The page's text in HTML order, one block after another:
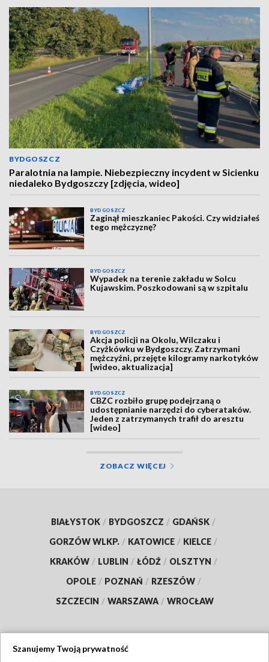
BYDGOSZCZ
Paralotnia na lampie. Niebezpieczny incydent w Sicienku
niedaleko Bydgoszczy [zdjęcia, wideo]
BYDGOSZCZ
Zaginął mieszkaniec Pakości. Czy widziałeś
tego mężczyznę?
BYDGOSZCZ
Wypadek na terenie zakładu w Solcu
Kujawskim. Poszkodowani są w szpitalu
BYDGOSZCZ
Akcja policji na Okolu, Wilczaku i
Czyżkówku w Bydgoszczy. Zatrzymani
mężczyźni, przejęte kilogramy narkotyków
[wideo, aktualizacja]
BYDGOSZCZ
CBZC rozbiło grupę podejrzaną o
udostępnianie narzędzi do cyberataków.
Jeden z zatrzymanych trafił do aresztu
[wideo]
ZOBACZ WIĘCEJ
BIAŁYSTOK / BYDGOSZCZ / GDAŃSK /
GORZÓW WLKP. / KATOWICE / KIELCE /
KRAKÓW / LUBLIN / ŁÓDŹ / OLSZTYN /
OPOLE / POZNAŃ / RZESZÓW /
SZCZECIN / WARSZAWA / WROCŁAW
Szanujemy Twoją prywatność